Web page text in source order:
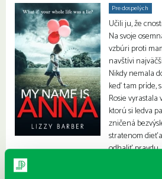
Pre dospelých
Učili ju, že
Na svoje
vzbúri proti
navštívi
Nikdy nemala
keď tam príde,
Rosie
ktorú si ledva
zničená
stratenom
odhaliť pravdu.